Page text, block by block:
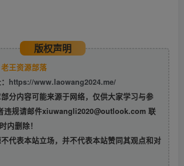
版权声明
老王资源部落
https://www.laowang2024.me/
分内容可能来源于网络，仅供大家学习与参
违规请邮件xiuwangli2020@outlook.com 联
内删除！
代表本站立场，并不代表本站赞同其观点和对